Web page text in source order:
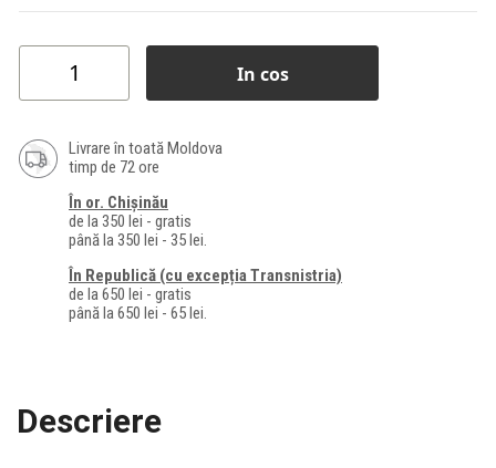
In cos
Livrare în toată Moldova
timp de 72 ore
În or. Chișinău
de la 350 lei - gratis
până la 350 lei - 35 lei.
În Republică (cu excepția Transnistria)
de la 650 lei - gratis
până la 650 lei - 65 lei.
Descriere